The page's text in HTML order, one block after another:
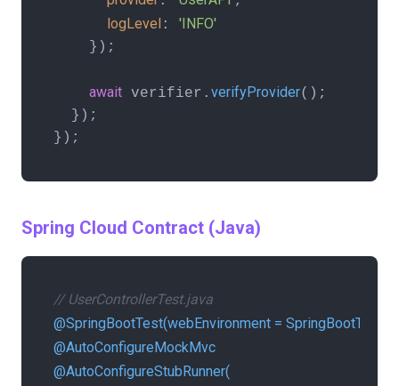
logLevel : 'INFO'
    });
await verifier. verifyProvider();
  });
});
Spring Cloud Contract (Java)
// UserControllerTest.java
@SpringBootTest(webEnvironment =
@AutoConfigureMockMvc
@AutoConfigureStubRunner(